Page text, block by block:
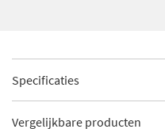
Specificaties
Fabrikantcode
114-0025
Vergelijkbare producten